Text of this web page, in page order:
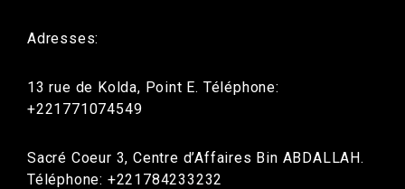
Adresses:
13 rue de Kolda, Point E. Téléphone:
+221771074549
Sacré Coeur 3, Centre d’Affaires Bin ABDALLAH.
Téléphone: +221784233232